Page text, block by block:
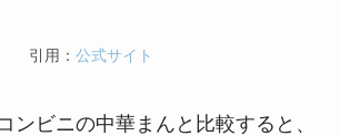
引用： 公式サイト
ンビニの中華まんと比較すると、